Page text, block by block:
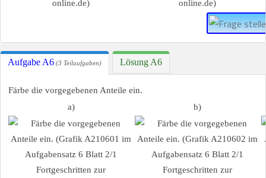
Aufgabe A6 (3 Teilaufgaben) Lösung A6
Färbe die vorgegebenen Anteile ein.
a)
b)